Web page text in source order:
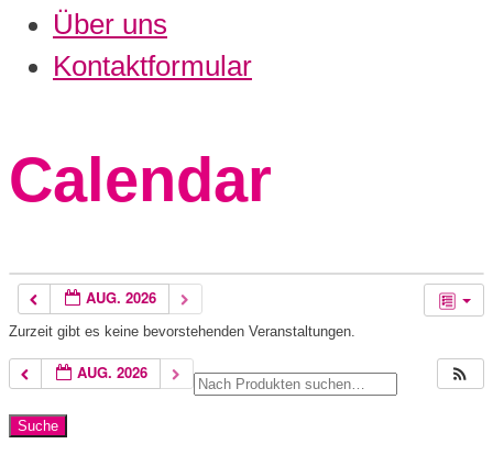
Über uns
Kontaktformular
Calendar
AUG. 2026
Zurzeit gibt es keine bevorstehenden Veranstaltungen.
AUG. 2026